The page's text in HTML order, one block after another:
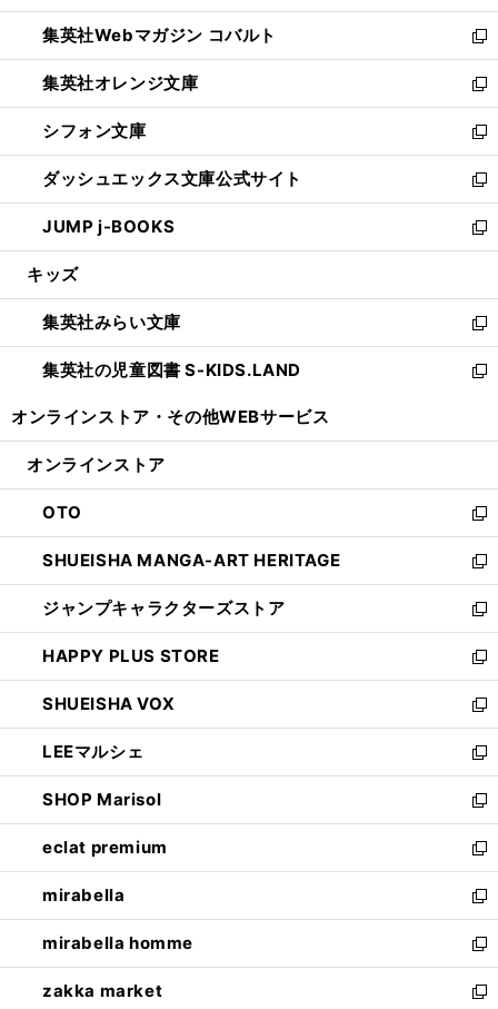
開
く
ウ
で
開
く
ン
ド
ウ
で
開
く
ウ
ィ
ン
ド
ウ
で
開
く
集英社Webマガジン コバルト
新
し
い
ウ
ィ
ン
ド
ウ
で
開
集英社オレンジ文庫
新
し
い
ウ
ィ
ン
ド
ウ
開
く
シフォン文庫
新
し
い
ウ
ィ
ン
ウ
で
開
く
ダッシュエックス文庫公式サイト
新
し
い
ウ
ン
ド
ウ
で
JUMP j-BOOKS
新
し
ウ
ィ
ン
ド
開
キッズ
集英社みらい文庫
新
し
い
ン
ウ
で
開
く
集英社の児童図書 S-KIDS.LAND
新
ウ
ン
ド
ウ
で
開
く
オンラインストア・ その他WEBサービス
オンラインストア
OTO
新
し
い
ウ
ィ
ン
ド
ウ
で
開
く
SHUEISHA MANGA-ART HERITAGE
新
し
い
ウ
ィ
ン
ド
ウ
で
開
く
ジャンプキャラクターズストア
新
し
い
ウ
ィ
ン
ド
ウ
で
開
く
HAPPY PLUS STORE
新
し
い
ウ
ィ
ン
ド
ウ
で
開
く
SHUEISHA VOX
新
し
い
ウ
ィ
ン
ド
ウ
で
開
く
LEEマルシェ
新
し
い
ウ
ィ
ン
ド
ウ
で
開
く
SHOP Marisol
新
し
い
ウ
ィ
ン
ド
ウ
で
eclat premium
新
し
い
ウ
ィ
ン
ド
mirabella
新
し
い
ウ
ィ
mirabella homme
新
し
い
zakka market 新